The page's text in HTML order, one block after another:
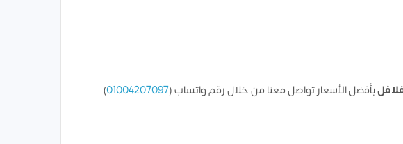
بأفضل الأسعار تواصل معنا من خلال رقم واتساب (01004207097
)